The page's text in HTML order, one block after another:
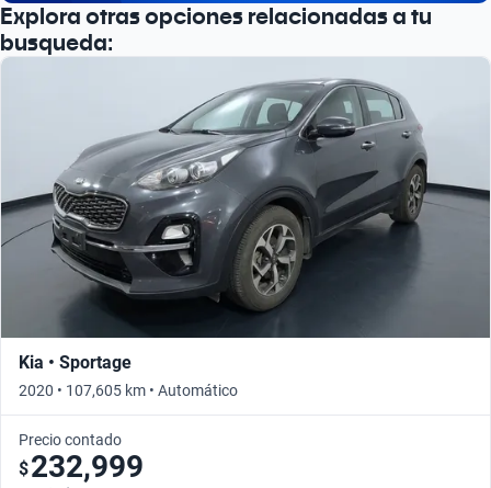
Explora otras opciones relacionadas a tu
busqueda:
Kia • Sportage
2020 • 107,605 km • Automático
Precio contado
$232,999